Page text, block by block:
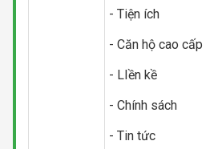
- Tiện ích
- Căn hộ cao cấp
- LIền kề
- Chính sách
- Tin tức